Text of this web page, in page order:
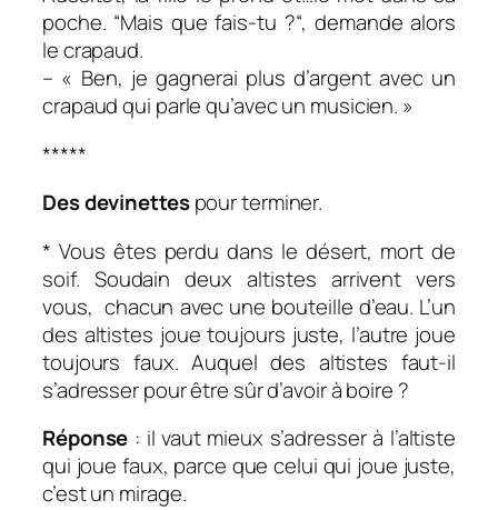
poche. “Mais que fais-tu ?“, demande alors
le crapaud.
– « Ben, je gagnerai plus d’argent avec un
crapaud qui parle qu’avec un musicien. »
*****
Des devinettespour terminer.
* Vous êtes perdu dans le désert, mort de
soif. Soudain deux altistes arrivent vers
vous, chacun avec une bouteille d’eau. L’un
des altistes joue toujours juste, l’autre joue
toujours faux. Auquel des altistes faut-il
s’adresser pour être sûr d’avoir à boire ?
Réponse : il vaut mieux s’adresser à l’altiste
qui joue faux, parce que celui qui joue juste,
c’est un mirage.